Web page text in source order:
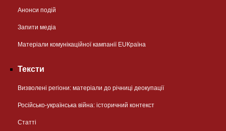
Анонси подій
Запити медіа
Матеріали комунікаційної кампанії EUКраїна
Тексти
Визволені регіони: матеріали до річниці деокупації
Російсько-українська війна: історичний контекст
Статті